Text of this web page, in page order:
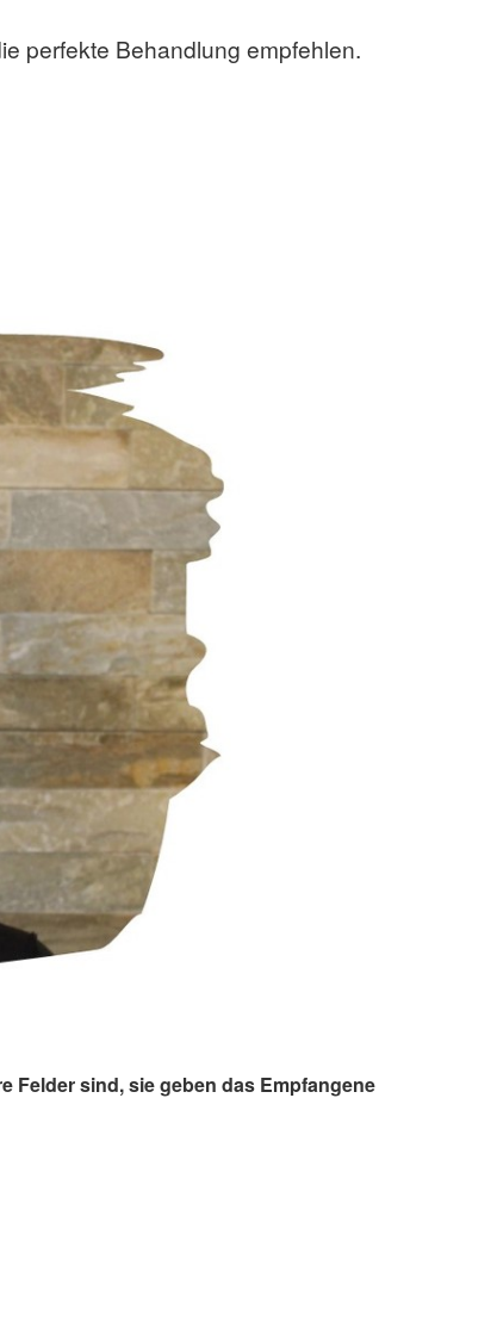
perfekte Behandlung empfehlen.
Felder sind, sie geben das Empfangene